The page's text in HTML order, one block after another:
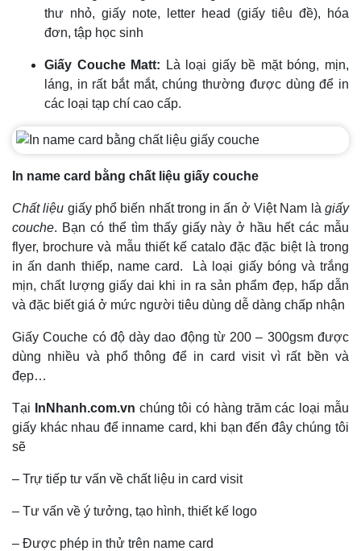
thư nhỏ, giấy note, letter head (giấy tiêu đề), hóa
đơn, tập học sinh
Giấy Couche Matt: Là loại giấy bề mặt bóng, mịn,
láng, in rất bắt mắt, chúng thường được dùng để in
các loại tạp chí cao cấp.
In name card bằng chất liệu giấy couche
Chất liệu giấy phổ biến nhất trong in ấn ở Việt Nam làgiấy
couche. Bạn có thể tìm thấy giấy này ở hầu hết các mẫu
flyer, brochure và mẫu thiết kế catalo đặc đặc biệt là trong
in ấn danh thiếp, name card. Là loại giấy bóng và trắng
mịn, chất lượng giấy dai khi in ra sản phẩm đẹp, hấp dẫn
và đặc biết giá ở mức người tiêu dùng dễ dàng chấp nhận
Giấy Couche có độ dày dao động từ 200 – 300gsm được
dùng nhiều và phổ thông để in card visit vì rất bền và
đẹp…
Tại InNhanh.com.vn chúng tôi có hàng trăm các loại mẫu
giấy khác nhau để inname card, khi bạn đến đây chúng tôi
sẽ
– Trự tiếp tư vấn về chất liệu in card visit
– Tư vấn về ý tưởng, tạo hình, thiết kế logo
– Được phép in thử trên name card